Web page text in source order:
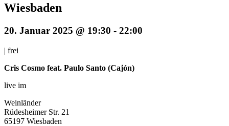
Wiesbaden
20. Januar 2025 @ 19:30 - 22:00
| frei
Cris Cosmo feat. Paulo Santo (Cajón)
live im
Weinländer
Rüdesheimer Str. 21
65197 Wiesbaden